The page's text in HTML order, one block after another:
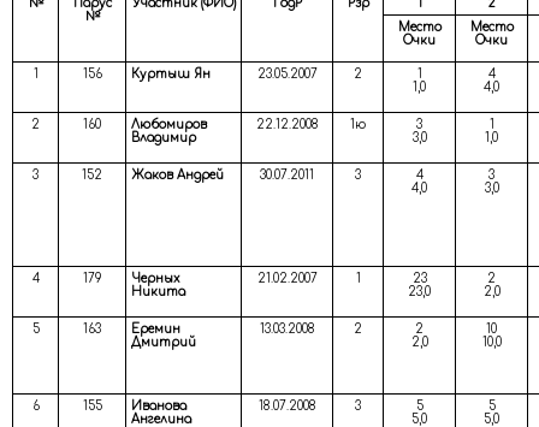
№
Парус
№
Участник (ФИО) ГодР Рзр 1
2
Место
Очки
Место
Очки
1 156 Куртыш Ян 23.05.2007 2
1
1,0
4
4,0
2 160
Любомиров
Владимир
22.12.2008 1ю
3
3,0
1
1,0
3 152 Жаков Андрей 30.07.2011 3
4
4,0
3
3,0
4 179
Черных
Никита
21.02.2007 1
23
23,0
2
2,0
5 163
Еремин
Дмитрий
13.03.2008 2
2
2,0
10
10,0
6 155
Иванова
Ангелина
18.07.2008 3
5
5,0
5
5,0